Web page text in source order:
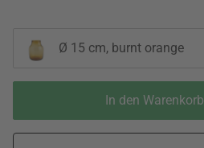
Ø 15 cm, burnt orange
In den Warenkorb